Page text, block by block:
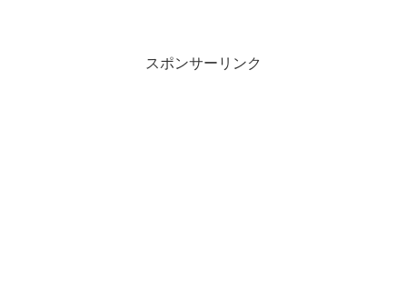
スポンサーリンク